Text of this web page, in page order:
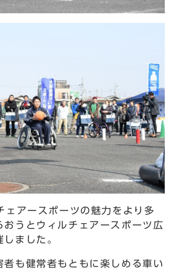
アースポーツの魅力をより多
おうとウィルチェアースポーツ広
しました。
も健常者もともに楽しめる車い